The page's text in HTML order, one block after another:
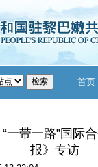
首页
一带一路”国际
报》专访